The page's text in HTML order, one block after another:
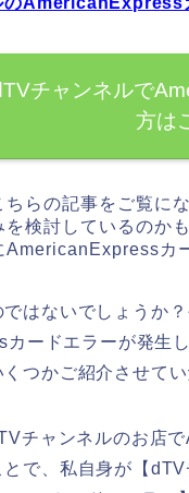
チャンネルで
方は
ちらの記事をご覧に
を検討しているのか
AmericanExpressカ
ではないでしょうか
ードエラーが発生
つかご紹介させてい
チャンネルのお店
とで、私自身が【